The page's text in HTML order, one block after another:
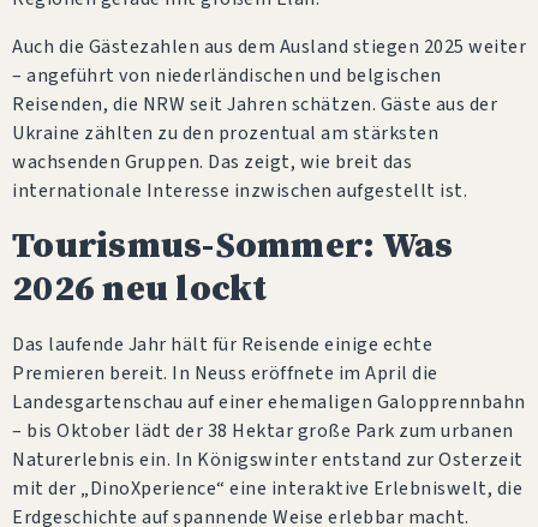
Auch die Gästezahlen aus dem Ausland stiegen 2025 weiter
– angeführt von niederländischen und belgischen
Reisenden, die NRW seit Jahren schätzen. Gäste aus der
Ukraine zählten zu den prozentual am stärksten
wachsenden Gruppen. Das zeigt, wie breit das
internationale Interesse inzwischen aufgestellt ist.
Tourismus-Sommer: Was
2026 neu lockt
Das laufende Jahr hält für Reisende einige echte
Premieren bereit. In Neuss eröffnete im April die
Landesgartenschau auf einer ehemaligen Galopprennbahn
– bis Oktober lädt der 38 Hektar große Park zum urbanen
Naturerlebnis ein. In Königswinter entstand zur Osterzeit
mit der „DinoXperience“ eine interaktive Erlebniswelt, die
Erdgeschichte auf spannende Weise erlebbar macht.